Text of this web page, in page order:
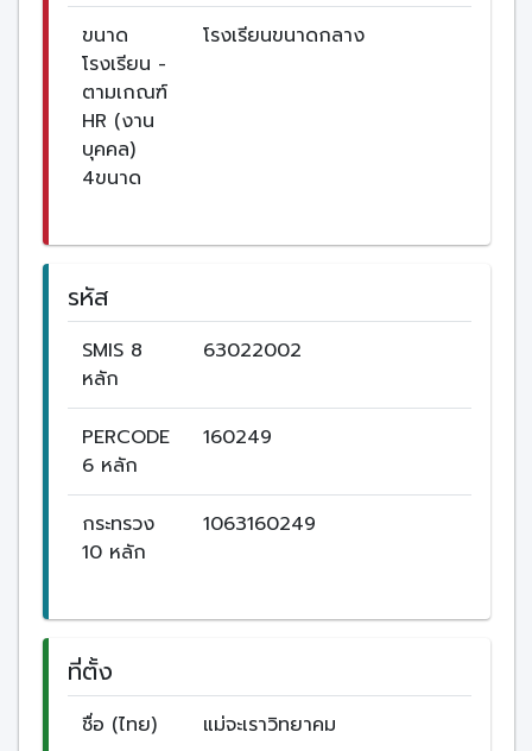
ขนาด
โรงเรียน -
ตามเกณฑ์
HR (งาน
บุคคล)
4ขนาด
โรงเรียนขนาดกลาง
รหัส
SMIS 8
หลัก
63022002
PERCODE
6 หลัก
160249
กระทรวง
10 หลัก
1063160249
ที่ตั้ง
ชื่อ (ไทย) แม่จะเราวิทยาคม